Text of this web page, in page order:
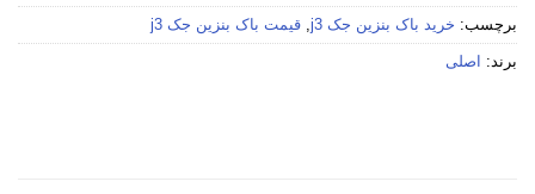
برچسب: خرید باک بنزین جک j3 , قیمت باک بنزین جک j3
برند: اصلی